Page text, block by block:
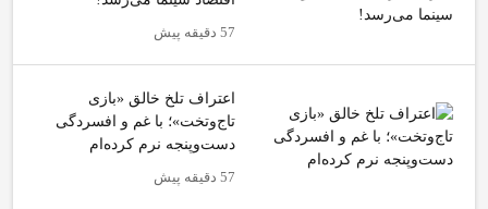
57 دقیقه پیش
اعتراف تلخ خالق «بازی
تاج‌وتخت»؛ با غم و افسردگی
دست‌وپنجه نرم کرده‌ام
57 دقیقه پیش